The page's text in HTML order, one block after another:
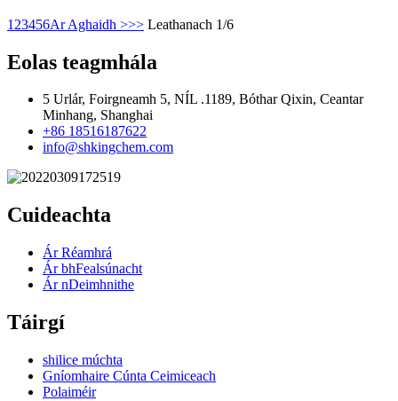
1 23456Ar Aghaidh >>> Leathanach 1/6
Eolas teagmhála
5 Urlár, Foirgneamh 5, NÍL .1189, Bóthar Qixin, Ceantar
Minhang, Shanghai
+86 18516187622
info@shkingchem.com
Cuideachta
Ár Réamhrá
Ár bhFealsúnacht
Ár nDeimhnithe
Táirgí
shilice múchta
Gníomhaire Cúnta Ceimiceach
Polaiméir